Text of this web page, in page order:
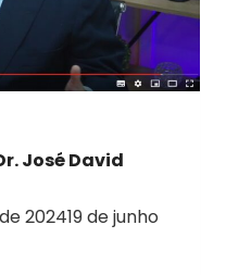
José David
202419 de junho